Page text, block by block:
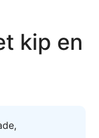
kip en
,